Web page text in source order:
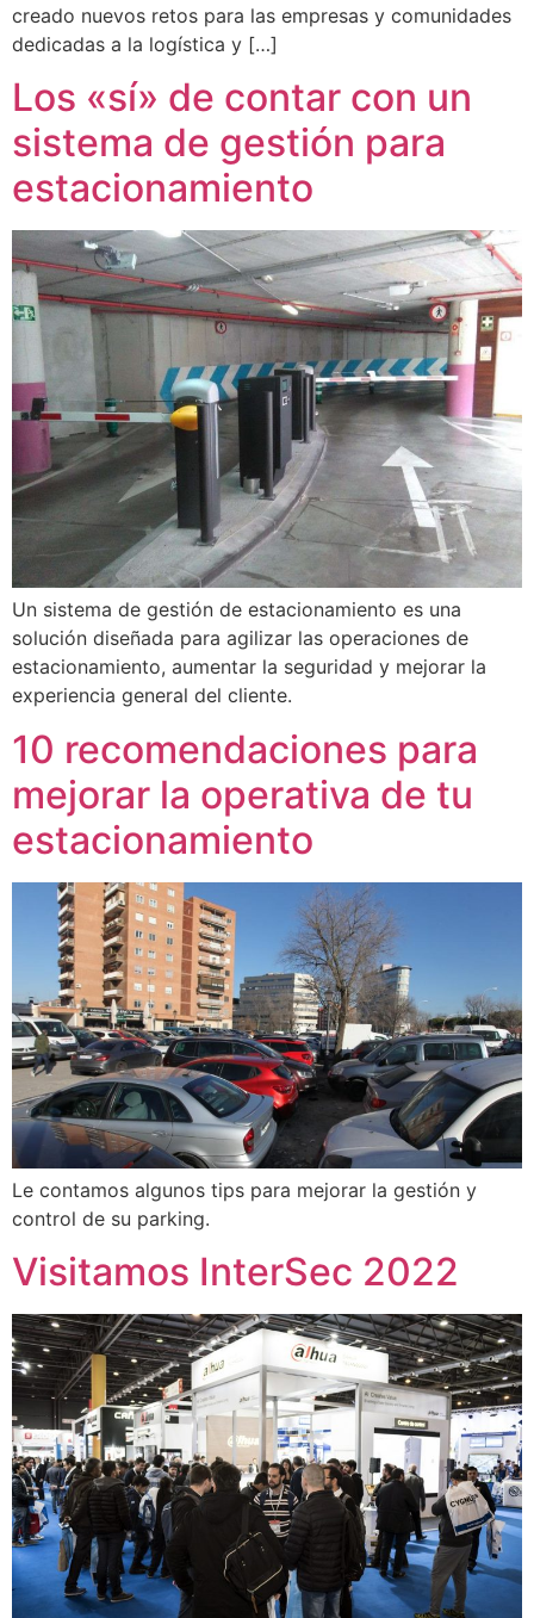
creado nuevos retos para las empresas y comunidades
dedicadas a la logística y […]
Los «sí» de contar con un
sistema de gestión para
estacionamiento
Un sistema de gestión de estacionamiento es una
solución diseñada para agilizar las operaciones de
estacionamiento, aumentar la seguridad y mejorar la
experiencia general del cliente.
10 recomendaciones para
mejorar la operativa de tu
estacionamiento
Le contamos algunos tips para mejorar la gestión y
control de su parking.
Visitamos InterSec 2022